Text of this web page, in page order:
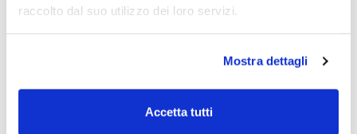
raccolto dal suo utilizzo dei loro servizi.
Mostra dettagli
Accetta tutti
pullback millimetrico come se i software
e da lì è partito un rimbalzo fino ai massimi di
periodo visibili sul daily. Sempre ben
impostata ma gli swing sono notevoli quindi